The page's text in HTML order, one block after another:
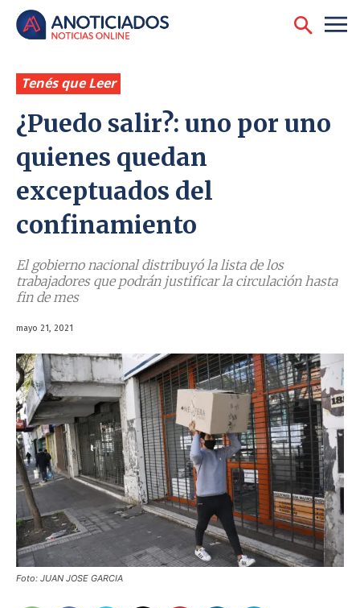
Tenés que Leer
¿Puedo salir?: uno por uno
quienes quedan
exceptuados del
confinamiento
El gobierno nacional distribuyó la lista de los
trabajadores que podrán justificar la circulación hasta
fin de mes
mayo 21, 2021
Foto: JUAN JOSE GARCIA